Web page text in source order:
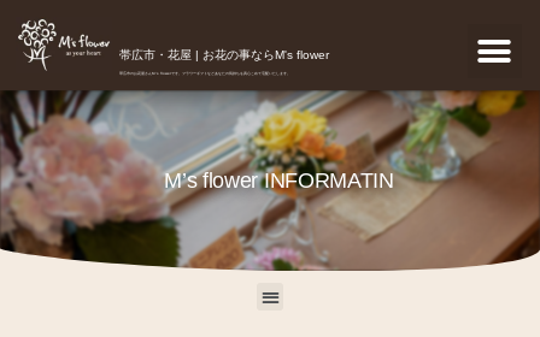
帯広市・花屋 | お花の事ならM's flower
帯広市のお花屋さんM's flowerです。フラワーギフトなどあなたの気持ちを真心こめて宅配いたします。
M’s flower INFORMATIN